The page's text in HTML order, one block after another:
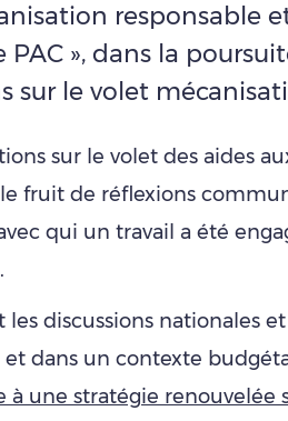
responsable
», dans la
sur le volet
sur le volet des aides
fruit de réflexions
qui un travail a été
les discussions nationales
et dans un contexte
à une stratégie renouvelée